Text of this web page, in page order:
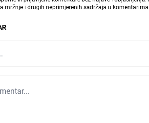
mržnje i drugih neprimjerenih sadržaja u komentarima.